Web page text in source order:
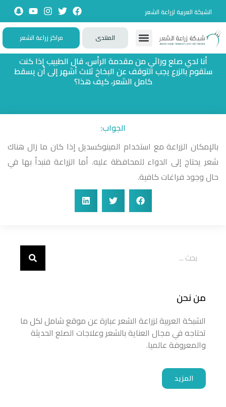
الشبكة العربية لزراعة الشعر
المنتدى مراكز زراعة الشعر
أنا لدي صلع وراثي من مقدمة الرأس، قال الطبيب إذا كنت
ستقوم بالزرع يجب التوقف عن البخاخ ثلاث أشهر إلى أن يسقط
كامل الشعر، كيف هذا؟
الجواب:
بالإمكان الزراعة مع استخدام المينوكسديل إذا كان ما زال هناك
شعر يحتاج إلى الدواء للمحافظة عليه. أما الزراعة فنبدأ بها في
حال وجود فراغات كافية.
من نحن
الشبكة العربية لزراعة الشعر عبارة عن موقع شامل لكل ما
تحتاجه في مجال العناية بالشعر وعلاجات الصلع الحديثة
والمعروفة عالميا.
المزيد